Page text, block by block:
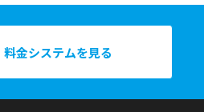
料金システムを見る